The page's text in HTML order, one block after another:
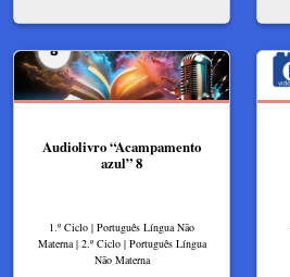
Audiolivro “Acampamento
azul” 8
1.º Ciclo | Português Língua Não
Materna | 2.º Ciclo | Português Língua
Não Materna